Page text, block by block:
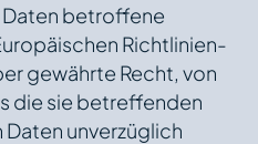
betroffene
Richtlinien-
gewährte Recht, von
die sie betreffenden
unverzüglich